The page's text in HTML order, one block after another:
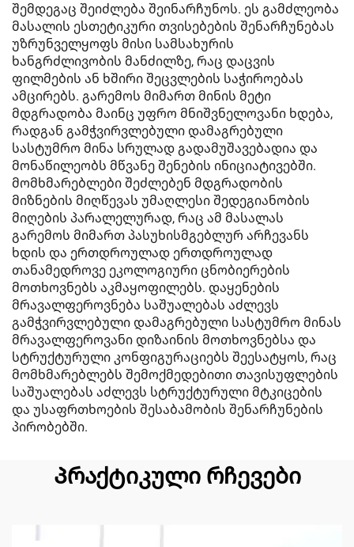
შემდეგაც შეიძლება შეინარჩუნოს. ეს გამძლეობა
მასალის ესთეტიკური თვისებების შენარჩუნებას
უზრუნველყოფს მისი სამსახურის
ხანგრძლივობის მანძილზე, რაც დაცვის
ფილმების ან ხშირი შეცვლების საჭიროებას
ამცირებს. გარემოს მიმართ მინის მეტი
მდგრადობა მაინც უფრო მნიშვნელოვანი ხდება,
რადგან გამჭვირვლებული დამაგრებული
სასტუმრო მინა სრულად გადამუშავებადია და
მონაწილეობს მწვანე შენების ინიციატივებში.
მომხმარებლები შეძლებენ მდგრადობის
მიზნების მიღწევას უმაღლესი შედეგიანობის
მიღების პარალელურად, რაც ამ მასალას
გარემოს მიმართ პასუხისმგებლურ არჩევანს
ხდის და ერთდროულად ერთდროულად
თანამედროვე ეკოლოგიური ცნობიერების
მოთხოვნებს აკმაყოფილებს. დაყენების
მრავალფეროვნება საშუალებას აძლევს
გამჭვირვლებული დამაგრებული სასტუმრო მინას
მრავალფეროვანი დიზაინის მოთხოვნებსა და
სტრუქტურული კონფიგურაციებს შეესატყოს, რაც
მომხმარებლებს შემოქმედებითი თავისუფლების
საშუალებას აძლევს სტრუქტურული მტკიცების
და უსაფრთხოების შესაბამობის შენარჩუნების
პირობებში.
Პრაქტიკული რჩევები